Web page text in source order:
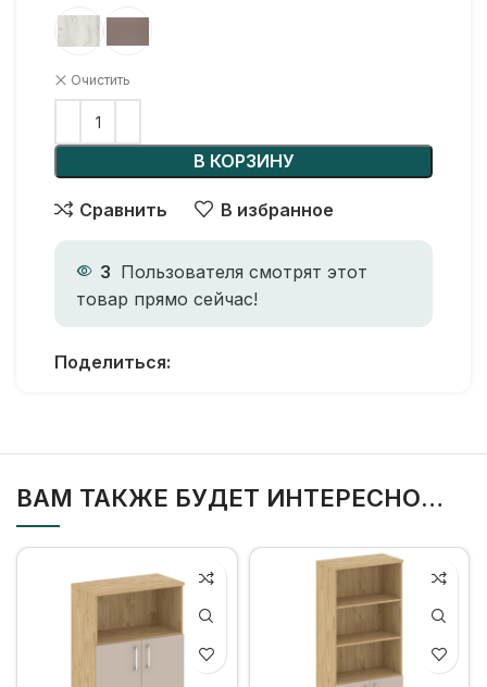
Очистить
В КОРЗИНУ
Сравнить В избранное
3 Пользователя смотрят этот
товар прямо сейчас!
Поделиться:
ВАМ ТАКЖЕ БУДЕТ ИНТЕРЕСНО…